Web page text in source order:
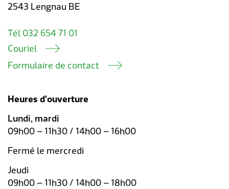
2543 Lengnau BE
Tél 032 654 71 01
Couriel
Formulaire de contact
Heures d'ouverture
Lundi, mardi
09h00 – 11h30 / 14h00 – 16h00
Fermé le mercredi
Jeudi
09h00 – 11h30 / 14h00 – 18h00